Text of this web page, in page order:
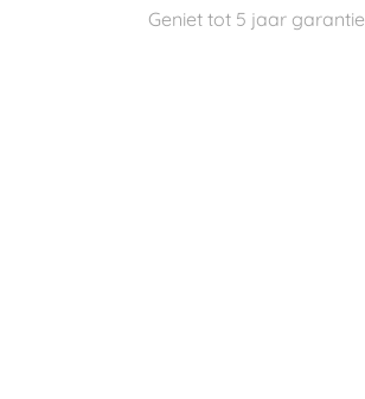
Geniet tot 5 jaar garantie